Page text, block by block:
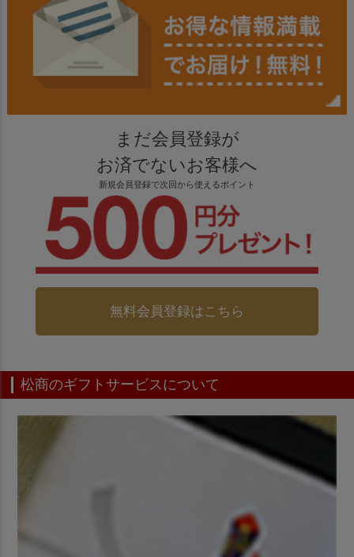
まだ会員登録が
お済でないお客様へ
新規会員登録で次回から使えるポイント
無料会員登録はこちら
松商のギフトサービスについて